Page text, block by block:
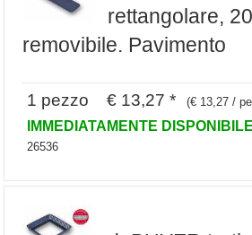
rettangolare,
removibile. Pavimento
1 pezzo € 13,27 * (€ 13,27 /
IMMEDIATAMENTE DISPONIBILE
26536